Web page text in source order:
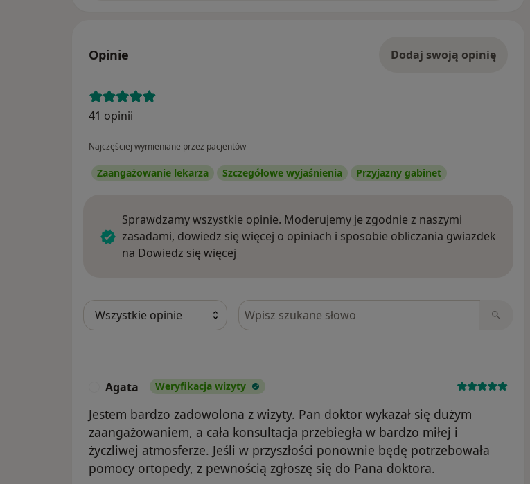
Opinie Dodaj swoją opinię
41 opinii
Najczęściej wymieniane przez pacjentów
Zaangażowanie lekarza Szczegółowe wyjaśnienia Przyjazny gabinet
Sprawdzamy wszystkie opinie. Moderujemy je zgodnie z naszymi
zasadami, dowiedz się więcej o opiniach i sposobie obliczania gwiazdek
na Dowiedz się więcej
Szukaj w opiniach
Agata Weryfikacja wizyty
Jestem bardzo zadowolona z wizyty. Pan doktor wykazał się dużym
zaangażowaniem, a cała konsultacja przebiegła w bardzo miłej i
życzliwej atmosferze. Jeśli w przyszłości ponownie będę potrzebowała
pomocy ortopedy, z pewnością zgłoszę się do Pana doktora.